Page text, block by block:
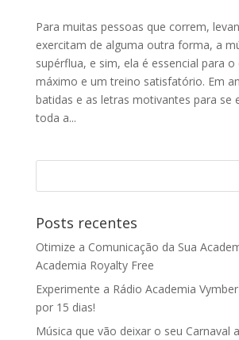
Para muitas pessoas que correm,
exercitam de alguma outra forma, a
supérflua, e sim, ela é essencial para
máximo e um treino satisfatório. Em
batidas e as letras motivantes para se
toda a...
Posts recentes
Otimize a Comunicação da Sua
Academia Royalty Free
Experimente a Rádio Academia
por 15 dias!
Música que vão deixar o seu Carnaval